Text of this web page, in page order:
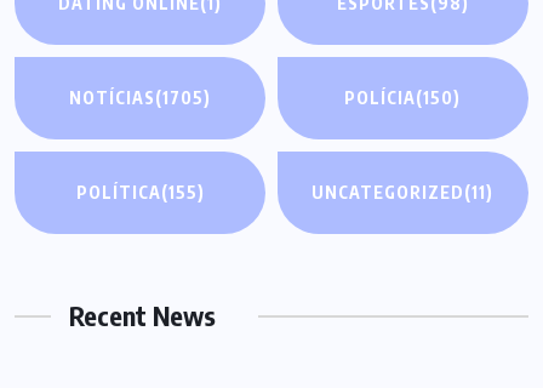
NOTÍCIAS(1705) POLÍCIA(150)
POLÍTICA(155) UNCATEGORIZED(11)
Recent News